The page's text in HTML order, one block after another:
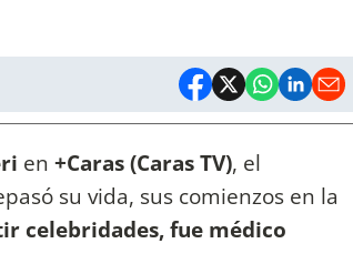
en +Caras (Caras TV), el
su vida, sus comienzos en la
celebridades, fue médico